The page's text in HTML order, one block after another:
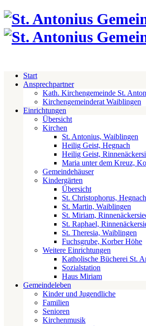
Start
Ansprechpartner
Kath. Kirchengemeinde St.
Kirchengemeinderat Waiblingen
Einrichtungen
Übersicht
Kirchen
St. Antonius, Waiblingen
Heilig Geist, Hegnach
Heilig Geist,
Maria unter dem Kreuz,
Gemeindehäuser
Kindergärten
Übersicht
St. Christophorus, Hegnach
St. Martin, Waiblingen
St. Miriam,
St. Raphael,
St. Theresia, Waiblingen
Fuchsgrube, Korber Höhe
Weitere Einrichtungen
Katholische Bücherei St.
Sozialstation
Haus Miriam
Gemeindeleben
Kinder und Jugendliche
Familien
Senioren
Kirchenmusik